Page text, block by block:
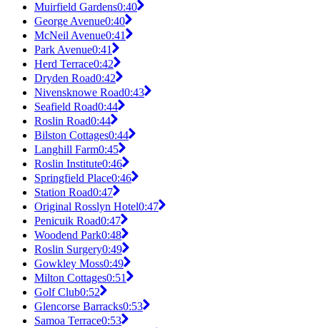
Muirfield Gardens0:40
George Avenue0:40
McNeil Avenue0:41
Park Avenue0:41
Herd Terrace0:42
Dryden Road0:42
Nivensknowe Road0:43
Seafield Road0:44
Roslin Road0:44
Bilston Cottages0:44
Langhill Farm0:45
Roslin Institute0:46
Springfield Place0:46
Station Road0:47
Original Rosslyn Hotel0:47
Penicuik Road0:47
Woodend Park0:48
Roslin Surgery0:49
Gowkley Moss0:49
Milton Cottages0:51
Golf Club0:52
Glencorse Barracks0:53
Samoa Terrace0:53